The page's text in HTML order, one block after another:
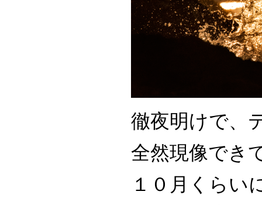
徹夜明けで、
全然現像でき
１０月くらい